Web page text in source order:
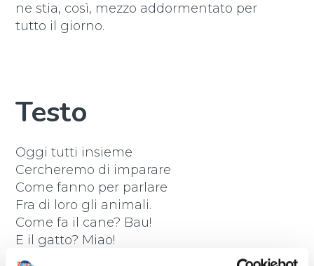
ne stia, così, mezzo addormentato per
tutto il giorno.
Testo
Oggi tutti insieme
Cercheremo di imparare
Come fanno per parlare
Fra di loro gli animali.
Come fa il cane? Bau!
E il gatto? Miao!
L'asinello? Hi! ho!